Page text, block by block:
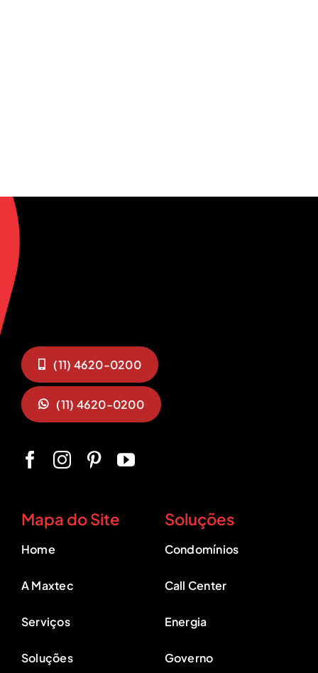
(11) 4620-0200
(11) 4620-0200
Mapa do Site
Home
A Maxtec
Serviços
Soluções
Soluções
Condomínios
Call Center
Energia
Governo